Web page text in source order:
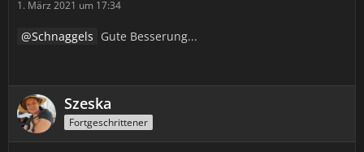
1. März 2021 um 17:34
Schnaggels Gute Besserung...
Szeska
Fortgeschrittener